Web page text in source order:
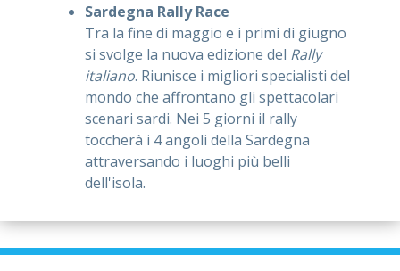
Sardegna Rally Race
Tra la fine di maggio e i primi di giugno
si svolge la nuova edizione del Rally
italiano. Riunisce i migliori specialisti del
mondo che affrontano gli spettacolari
scenari sardi. Nei 5 giorni il rally
toccherà i 4 angoli della Sardegna
attraversando i luoghi più belli
dell'isola.